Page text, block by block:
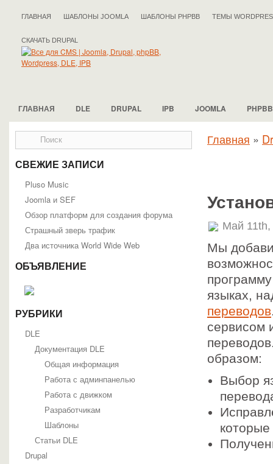
ГЛАВНАЯ ШАБЛОНЫ JOOMLA ШАБЛОНЫ PHPBB ТЕМЫ
СКАЧАТЬ DRUPAL
ГЛАВНАЯ DLE DRUPAL IPB JOOMLA PHPBB
СВЕЖИЕ ЗАПИСИ
Pluso Musiс
Joomla и SEF
Обзор платформ для создания форума
Страшный зверь трафик
Два источника World Wide Web
ОБЪЯВЛЕНИЕ
РУБРИКИ
DLE
Документация DLE
Общая информация
Работа с админпанелью
Работа с движком
Разработчикам
Шаблоны
Статьи DLE
Drupal
Главная »
Май
Мы
языках,
переводов
сервисом
образом:
Выбор